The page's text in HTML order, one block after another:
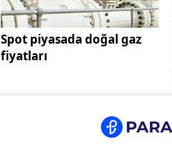
Spot piyasada doğal gaz
fiyatları